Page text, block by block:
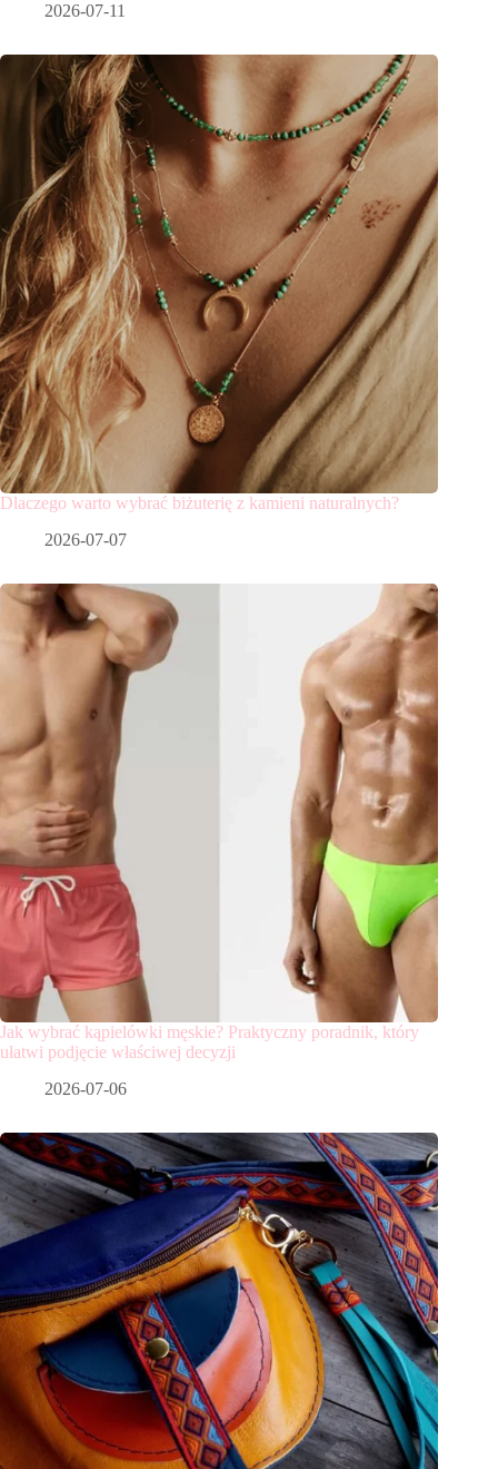
2026-07-11
Dlaczego warto wybrać biżuterię z kamieni naturalnych?
2026-07-07
Jak wybrać kąpielówki męskie? Praktyczny poradnik, który
ułatwi podjęcie właściwej decyzji
2026-07-06